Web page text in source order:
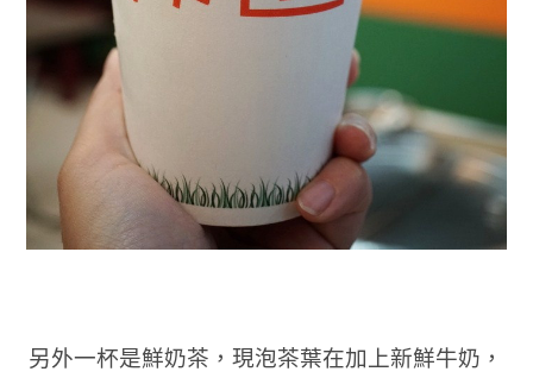
另外一杯是鮮奶茶，現泡茶葉在加上新鮮牛奶，